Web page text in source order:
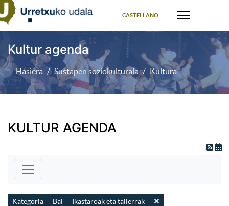
CASTELLANO
Kultur agenda
Hasiera Sustapen soziokulturala Kultura
KULTUR AGENDA
Kategoria Bai Ikastaroak eta tailerrak